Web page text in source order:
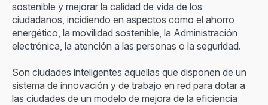
sostenible y mejorar la calidad de vida de los
ciudadanos, incidiendo en aspectos como el ahorro
energético, la movilidad sostenible, la Administración
electrónica, la atención a las personas o la seguridad.
Son ciudades inteligentes aquellas que disponen de un
sistema de innovación y de trabajo en red para dotar a
las ciudades de un modelo de mejora de la eficiencia